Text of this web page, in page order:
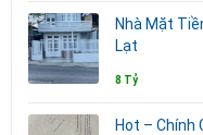
Nhà Mặt
Lạt
8 Tỷ
Hot – Chính